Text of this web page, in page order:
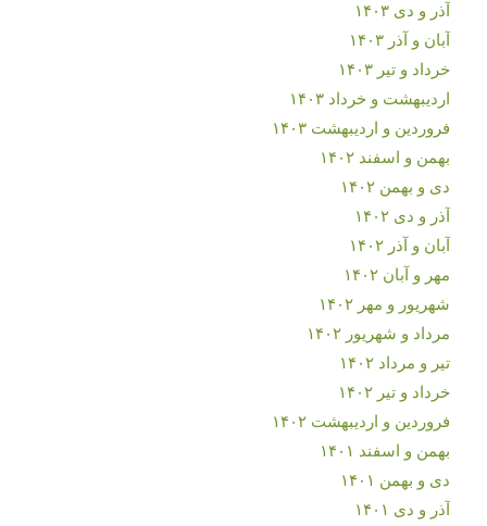
آذر و دی ۱۴۰۳
آبان و آذر ۱۴۰۳
خرداد و تیر ۱۴۰۳
اردیبهشت و خرداد ۱۴۰۳
فروردین و اردیبهشت ۱۴۰۳
بهمن و اسفند ۱۴۰۲
دی و بهمن ۱۴۰۲
آذر و دی ۱۴۰۲
آبان و آذر ۱۴۰۲
مهر و آبان ۱۴۰۲
شهریور و مهر ۱۴۰۲
مرداد و شهریور ۱۴۰۲
تیر و مرداد ۱۴۰۲
خرداد و تیر ۱۴۰۲
فروردین و اردیبهشت ۱۴۰۲
بهمن و اسفند ۱۴۰۱
دی و بهمن ۱۴۰۱
آذر و دی ۱۴۰۱